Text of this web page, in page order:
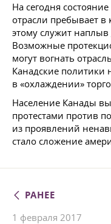
На сегодня
отрасли пребывает
этому служит
Возможные
могут вогнать
Канадские политики
в «охлаждении»
Население Канады
протестами против
из проявлений
стало сложение
РАНЕЕ
1 февраля 2017